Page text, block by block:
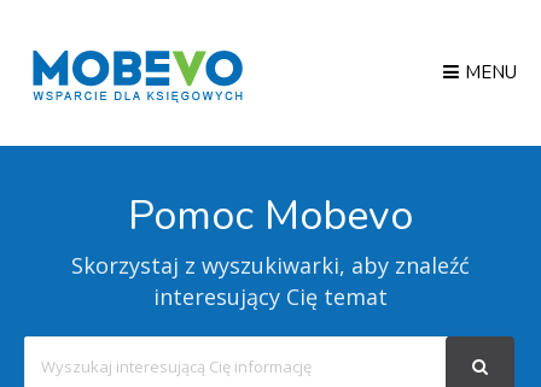
MENU
Pomoc Mobevo
Skorzystaj z wyszukiwarki, aby znaleźć
interesujący Cię temat
For